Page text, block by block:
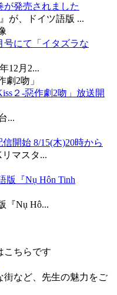
が発売されました
が、ドイツ語版 ...
号にて「イタズラな
12月2...
２-惡作劇2吻」放送開
...
開始 8/15(木)20時から
マスタ...
版『Nụ Hôn Tinh
『Nụ Hô...
こちらです
街など、先生の魅力をご